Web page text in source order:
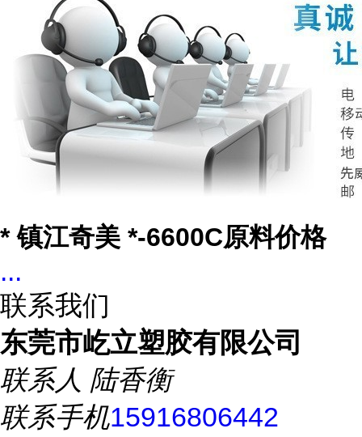
* 镇江奇美 *-6600C原料价格
...
联系我们
东莞市屹立塑胶有限公司
联系人 陆香衡
联系手机15916806442